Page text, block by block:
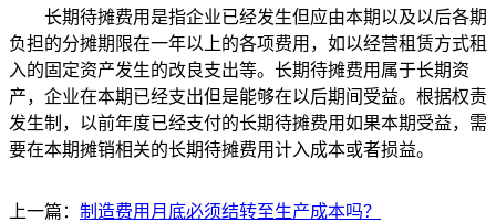
长期待摊费用是指企业已经发生但应由本期以及以后各期
负担的分摊期限在一年以上的各项费用，如以经营租赁方式租
入的固定资产发生的改良支出等。长期待摊费用属于长期资
产，企业在本期已经支出但是能够在以后期间受益。根据权责
发生制，以前年度已经支付的长期待摊费用如果本期受益，需
要在本期摊销相关的长期待摊费用计入成本或者损益。
上一篇： 制造费用月底必须结转至生产成本吗？